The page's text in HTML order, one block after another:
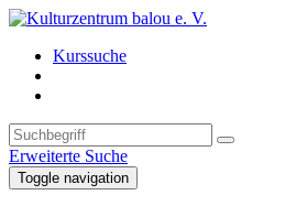
Kurssuche
Erweiterte Suche
Toggle navigation